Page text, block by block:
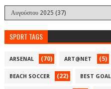
SPORT TAGS
ARSENAL (70) ART@NET (5)
BEACH SOCCER (22) BEST GOAL